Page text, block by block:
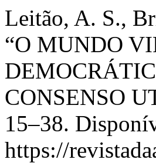
Leitão, A. S.,
“O MUNDO
CONSENSO
15–38.
https://